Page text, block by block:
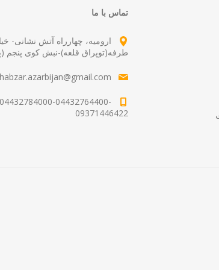
تماس با ما
ارومیه، چهارراه آتش نشانی-
طرفه(توپراق قلعه)-نبش کوی پنجم
04432784000-04432764400-
09371446422